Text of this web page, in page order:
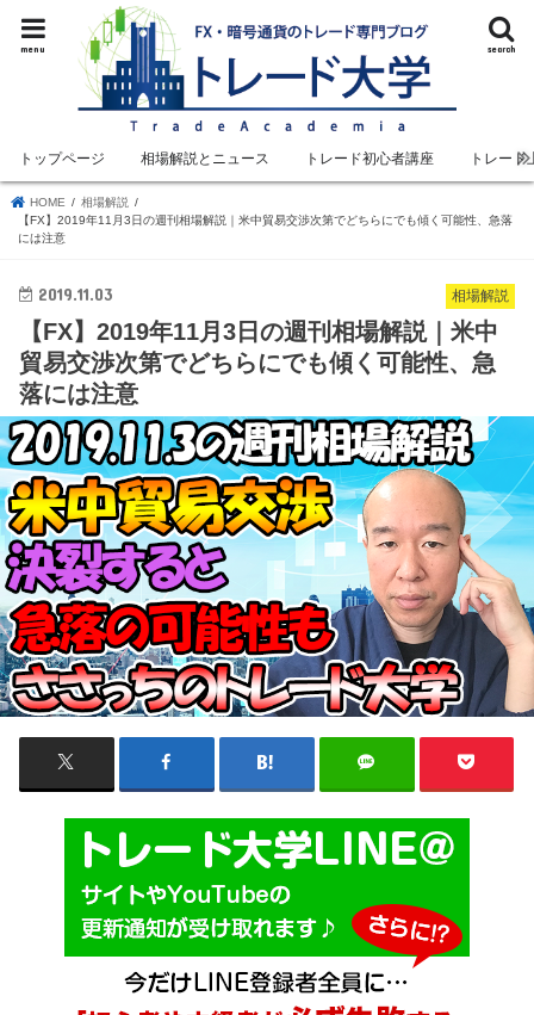
search
menu
トップページ 相場解説とニュース トレード初心者講座 トレード
HOME
相場解説
【FX】2019年11月3日の週刊相場解説｜米中貿易交渉次第でどちらにでも傾く可能性、急落
には注意
相場解説
2019.11.03
【FX】2019年11月3日の週刊相場解説｜米中
貿易交渉次第でどちらにでも傾く可能性、急
落には注意